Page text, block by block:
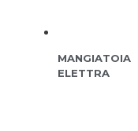
MANGIATOIA
ELETTRA